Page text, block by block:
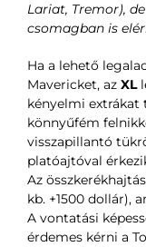
Lariat, Tremor),
csomagban is
Ha a lehető
Mavericket, az XL
kényelmi extrákat
könnyűfém
visszapillantó
platóajtóval
Az
kb. +1500 dollár),
A vontatási
érdemes kérni a